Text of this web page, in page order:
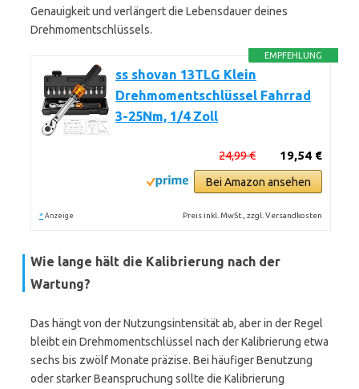
Genauigkeit und verlängert die Lebensdauer deines
Drehmomentschlüssels.
EMPFEHLUNG
ss shovan 13TLG Klein
Drehmomentschlüssel Fahrrad
3-25Nm, 1/4 Zoll
19,54 €
24,99 €
Bei Amazon ansehen
* Anzeige Preis inkl. MwSt., zzgl. Versandkosten
Wie lange hält die Kalibrierung nach der
Wartung?
Das hängt von der Nutzungsintensität ab, aber in der Regel
bleibt ein Drehmomentschlüssel nach der Kalibrierung etwa
sechs bis zwölf Monate präzise. Bei häufiger Benutzung
oder starker Beanspruchung sollte die Kalibrierung